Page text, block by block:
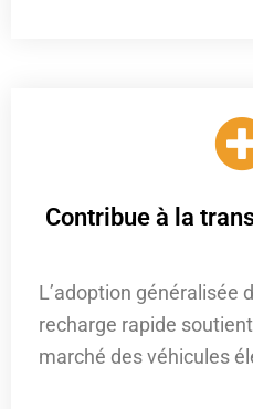
Contribue à la
L’adoption généralisée
recharge rapide
marché des véhicules